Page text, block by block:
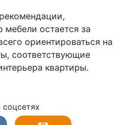
мебели остается за
ориентироваться на
соответствующие
квартиры.